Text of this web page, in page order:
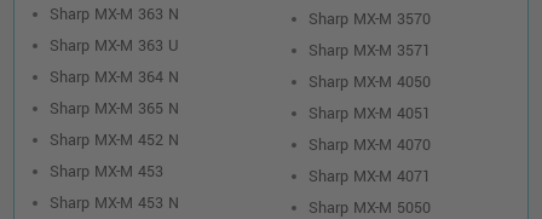
Sharp MX-M 363 N
Sharp MX-M 363 U
Sharp MX-M 364 N
Sharp MX-M 365 N
Sharp MX-M 452 N
Sharp MX-M 453
Sharp MX-M 453 N
Sharp MX-M 3570
Sharp MX-M 3571
Sharp MX-M 4050
Sharp MX-M 4051
Sharp MX-M 4070
Sharp MX-M 4071
Sharp MX-M 5050